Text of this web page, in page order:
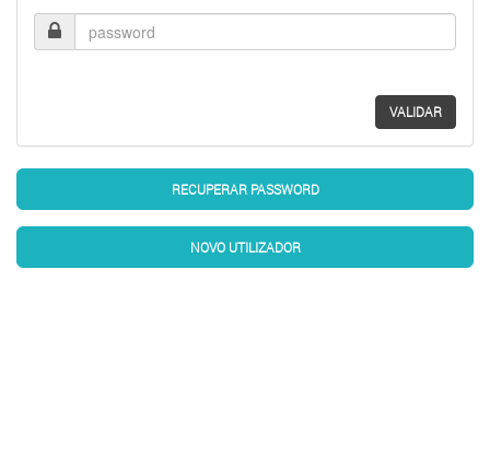
Password
VALIDAR
RECUPERAR PASSWORD
NOVO UTILIZADOR